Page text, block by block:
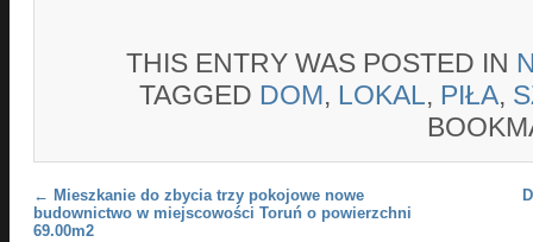
THIS ENTRY WAS POSTED IN
TAGGED DOM, LOKAL, PIŁA,
Post navigation
← Mieszkanie do zbycia trzy pokojowe nowe
budownictwo w miejscowości Toruń o powierzchni
69.00m2